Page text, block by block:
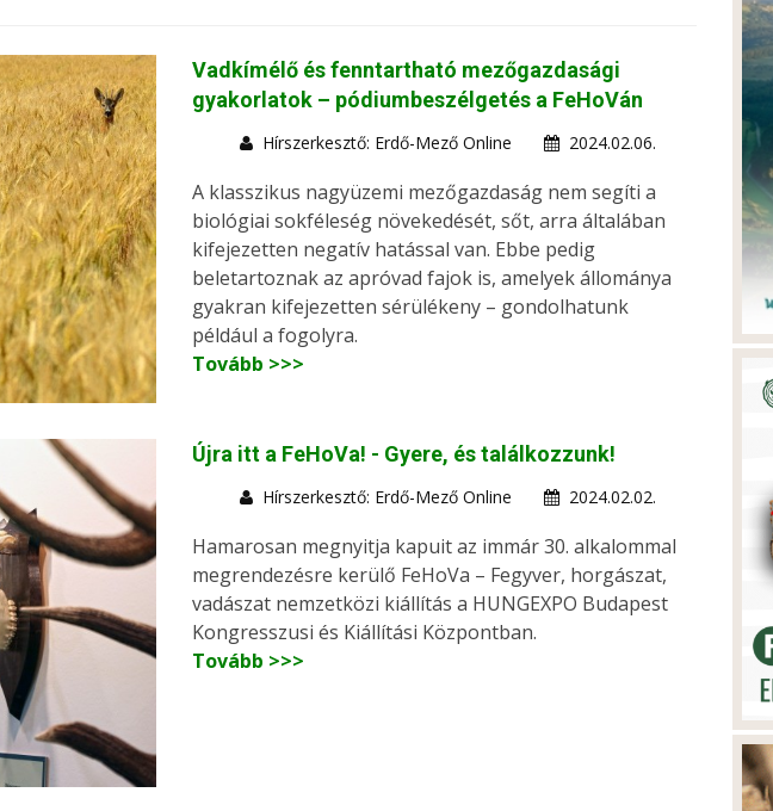
Vadkímélő és fenntartható mezőgazdasági
gyakorlatok – pódiumbeszélgetés a FeHoVán
Hírszerkesztő: Erdő-Mező Online 2024.02.06.
A klasszikus nagyüzemi mezőgazdaság nem segíti a
biológiai sokféleség növekedését, sőt, arra általában
kifejezetten negatív hatással van. Ebbe pedig
beletartoznak az apróvad fajok is, amelyek állománya
gyakran kifejezetten sérülékeny – gondolhatunk
például a fogolyra.
Tovább >>>
Újra itt a FeHoVa! - Gyere, és találkozzunk!
Hírszerkesztő: Erdő-Mező Online 2024.02.02.
Hamarosan megnyitja kapuit az immár 30. alkalommal
megrendezésre kerülő FeHoVa – Fegyver, horgászat,
vadászat nemzetközi kiállítás a HUNGEXPO Budapest
Kongresszusi és Kiállítási Központban.
Tovább >>>